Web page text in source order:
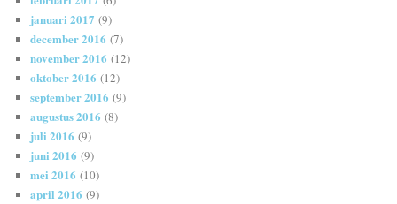
januari 2017 (9)
december 2016 (7)
november 2016 (12)
oktober 2016 (12)
september 2016 (9)
augustus 2016 (8)
juli 2016 (9)
juni 2016 (9)
mei 2016 (10)
april 2016 (9)